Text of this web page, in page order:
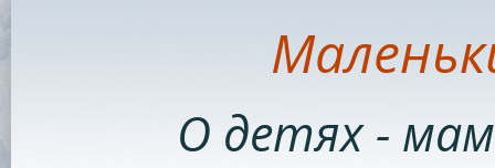
О детях -